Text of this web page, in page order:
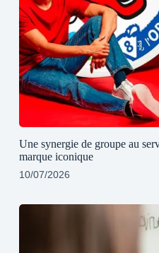
Une synergie de groupe au
marque iconique
10/07/2026